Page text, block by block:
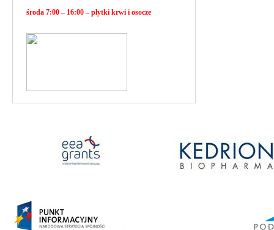
środa 7:00 – 16:00 – płytki krwi i osocze